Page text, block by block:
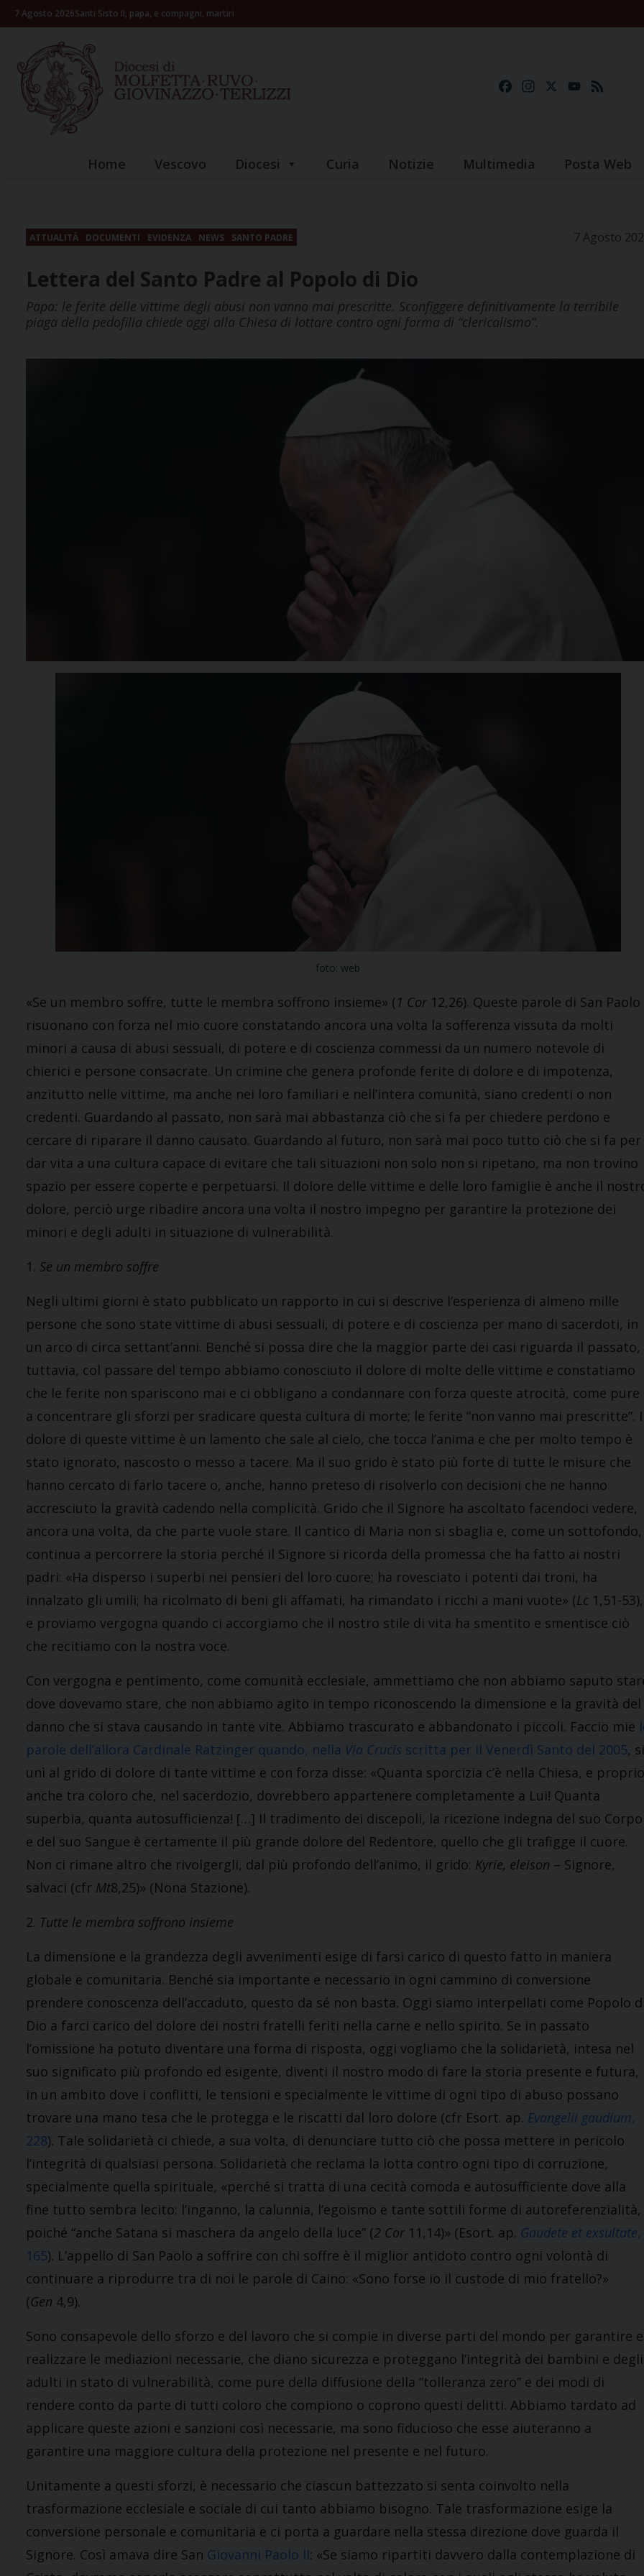
Skip7 Agosto 2026Santi Sisto II, papa, e compagni, martiri
FacebookInstagramYouTube
Home Vescovo Diocesi Curia Notizie Multimedia Posta Web
ATTUALITÀ DOCUMENTI EVIDENZA NEWS SANTO PADRE 7 Agosto
Lettera del Santo Padre al Popolo di Dio
Papa: le ferite delle vittime degli abusi non vanno mai prescritte. Sconfiggere definitivamente la terribile
piaga della pedofilia chiede oggi alla Chiesa di lottare contro ogni forma di “clericalismo”.
foto: web
«Se un membro soffre, tutte le membra soffrono insieme» (1 Cor 12,26). Queste parole di San Paolo
risuonano con forza nel mio cuore constatando ancora una volta la sofferenza vissuta da molti
minori a causa di abusi sessuali, di potere e di coscienza commessi da un numero notevole di
chierici e persone consacrate. Un crimine che genera profonde ferite di dolore e di impotenza,
anzitutto nelle vittime, ma anche nei loro familiari e nell’intera comunità, siano credenti o non
credenti. Guardando al passato, non sarà mai abbastanza ciò che si fa per chiedere perdono e
cercare di riparare il danno causato. Guardando al futuro, non sarà mai poco tutto ciò che si fa per
dar vita a una cultura capace di evitare che tali situazioni non solo non si ripetano, ma non trovino
spazio per essere coperte e perpetuarsi. Il dolore delle vittime e delle loro famiglie è anche il
dolore, perciò urge ribadire ancora una volta il nostro impegno per garantire la protezione dei
minori e degli adulti in situazione di vulnerabilità.
1. Se un membro soffre
Negli ultimi giorni è stato pubblicato un rapporto in cui si descrive l’esperienza di almeno mille
persone che sono state vittime di abusi sessuali, di potere e di coscienza per mano di sacerdoti, in
un arco di circa settant’anni. Benché si possa dire che la maggior parte dei casi riguarda il passato,
tuttavia, col passare del tempo abbiamo conosciuto il dolore di molte delle vittime e constatiamo
che le ferite non spariscono mai e ci obbligano a condannare con forza queste atrocità, come pure
a concentrare gli sforzi per sradicare questa cultura di morte; le ferite “non vanno mai prescritte”.
dolore di queste vittime è un lamento che sale al cielo, che tocca l’anima e che per molto tempo è
stato ignorato, nascosto o messo a tacere. Ma il suo grido è stato più forte di tutte le misure che
hanno cercato di farlo tacere o, anche, hanno preteso di risolverlo con decisioni che ne hanno
accresciuto la gravità cadendo nella complicità. Grido che il Signore ha ascoltato facendoci vedere,
ancora una volta, da che parte vuole stare. Il cantico di Maria non si sbaglia e, come un sottofondo,
continua a percorrere la storia perché il Signore si ricorda della promessa che ha fatto ai nostri
padri: «Ha disperso i superbi nei pensieri del loro cuore; ha rovesciato i potenti dai troni, ha
innalzato gli umili; ha ricolmato di beni gli affamati, ha rimandato i ricchi a mani vuote» (Lc 1,51-53),
e proviamo vergogna quando ci accorgiamo che il nostro stile di vita ha smentito e smentisce ciò
che recitiamo con la nostra voce.
Con vergogna e pentimento, come comunità ecclesiale, ammettiamo che non abbiamo saputo
dove dovevamo stare, che non abbiamo agito in tempo riconoscendo la dimensione e la gravità del
danno che si stava causando in tante vite. Abbiamo trascurato e abbandonato i piccoli. Faccio mie
parole dell’allora Cardinale Ratzinger quando, nella Via Crucis scritta per il Venerdì Santo del 2005, si
unì al grido di dolore di tante vittime e con forza disse: «Quanta sporcizia c’è nella Chiesa, e proprio
anche tra coloro che, nel sacerdozio, dovrebbero appartenere completamente a Lui! Quanta
superbia, quanta autosufficienza! […] Il tradimento dei discepoli, la ricezione indegna del suo Corpo
e del suo Sangue è certamente il più grande dolore del Redentore, quello che gli trafigge il cuore.
Non ci rimane altro che rivolgergli, dal più profondo dell’animo, il grido: Kyrie, eleison – Signore,
salvaci (cfr Mt8,25)» (Nona Stazione).
2. Tutte le membra soffrono insieme
La dimensione e la grandezza degli avvenimenti esige di farsi carico di questo fatto in maniera
globale e comunitaria. Benché sia importante e necessario in ogni cammino di conversione
prendere conoscenza dell’accaduto, questo da sé non basta. Oggi siamo interpellati come Popolo
Dio a farci carico del dolore dei nostri fratelli feriti nella carne e nello spirito. Se in passato
l’omissione ha potuto diventare una forma di risposta, oggi vogliamo che la solidarietà, intesa nel
suo significato più profondo ed esigente, diventi il nostro modo di fare la storia presente e futura,
in un ambito dove i conflitti, le tensioni e specialmente le vittime di ogni tipo di abuso possano
trovare una mano tesa che le protegga e le riscatti dal loro dolore (cfr Esort. ap. Evangelii gaudium,
228). Tale solidarietà ci chiede, a sua volta, di denunciare tutto ciò che possa mettere in pericolo
l’integrità di qualsiasi persona. Solidarietà che reclama la lotta contro ogni tipo di corruzione,
specialmente quella spirituale, «perché si tratta di una cecità comoda e autosufficiente dove alla
fine tutto sembra lecito: l’inganno, la calunnia, l’egoismo e tante sottili forme di autoreferenzialità,
poiché “anche Satana si maschera da angelo della luce” (2 Cor 11,14)» (Esort. ap. Gaudete et exsultate,
165). L’appello di San Paolo a soffrire con chi soffre è il miglior antidoto contro ogni volontà di
continuare a riprodurre tra di noi le parole di Caino: «Sono forse io il custode di mio fratello?»
(Gen 4,9).
Sono consapevole dello sforzo e del lavoro che si compie in diverse parti del mondo per garantire e
realizzare le mediazioni necessarie, che diano sicurezza e proteggano l’integrità dei bambini e degli
adulti in stato di vulnerabilità, come pure della diffusione della “tolleranza zero” e dei modi di
rendere conto da parte di tutti coloro che compiono o coprono questi delitti. Abbiamo tardato ad
applicare queste azioni e sanzioni così necessarie, ma sono fiducioso che esse aiuteranno a
garantire una maggiore cultura della protezione nel presente e nel futuro.
Unitamente a questi sforzi, è necessario che ciascun battezzato si senta coinvolto nella
trasformazione ecclesiale e sociale di cui tanto abbiamo bisogno. Tale trasformazione esige la
conversione personale e comunitaria e ci porta a guardare nella stessa direzione dove guarda il
Signore. Così amava dire San Giovanni Paolo II: «Se siamo ripartiti davvero dalla contemplazione di